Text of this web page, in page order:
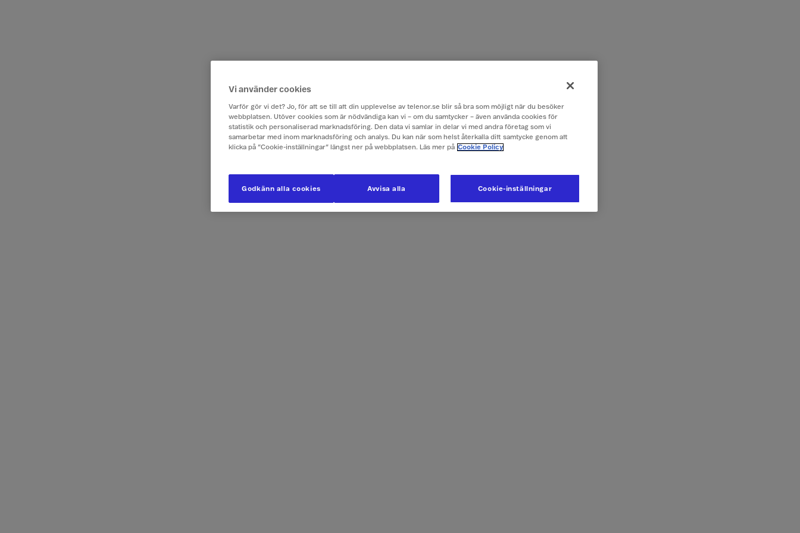
Vi använder cookies
Varför gör vi det? Jo, för att se till att din upplevelse av telenor.se blir så bra som möjligt när du besöker
webbplatsen. Utöver cookies som är nödvändiga kan vi – om du samtycker – även använda cookies för
statistik och personaliserad marknadsföring. Den data vi samlar in delar vi med andra företag som vi
samarbetar med inom marknadsföring och analys. Du kan när som helst återkalla ditt samtycke genom att
klicka på ”Cookie-inställningar” längst ner på webbplatsen. Läs mer på Cookie Policy
Cookie-inställningar
Avvisa alla
Godkänn alla cookies